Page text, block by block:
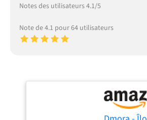
Notes des utilisateurs 4.1/5
Note de 4.1 pour 64 utilisateurs